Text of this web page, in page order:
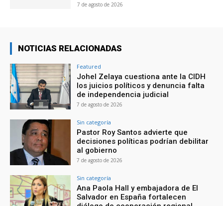
7 de agosto de 2026
NOTICIAS RELACIONADAS
Featured
Johel Zelaya cuestiona ante la CIDH
los juicios políticos y denuncia falta
de independencia judicial
7 de agosto de 2026
Sin categoría
Pastor Roy Santos advierte que
decisiones políticas podrían debilitar
al gobierno
7 de agosto de 2026
Sin categoría
Ana Paola Hall y embajadora de El
Salvador en España fortalecen